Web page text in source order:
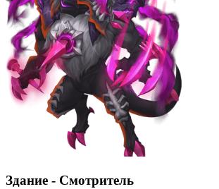
Здание - Смотритель